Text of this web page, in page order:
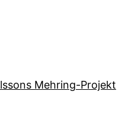
Mehring-Projekt